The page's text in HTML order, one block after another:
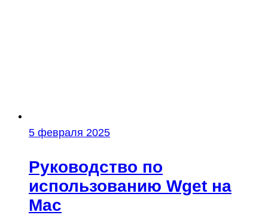
5 февраля 2025
Руководство по
использованию Wget на
Mac